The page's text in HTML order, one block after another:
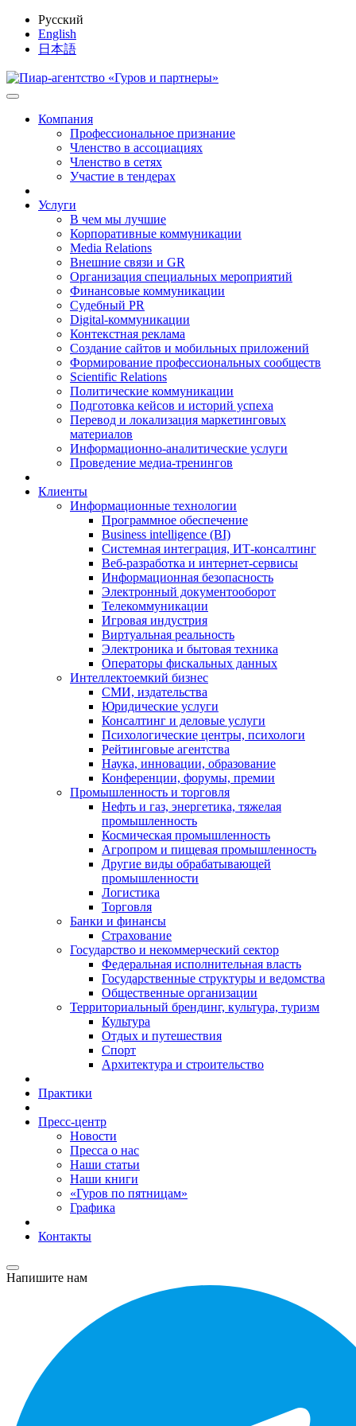
Русский
English
日本語
Компания
Профессиональное признание
Членство в ассоциациях
Членство в сетях
Участие в тендерах
Услуги
В чем мы лучшие
Корпоративные коммуникации
Media Relations
Внешние связи и GR
Организация специальных мероприятий
Финансовые коммуникации
Судебный PR
Digital-коммуникации
Контекстная реклама
Создание сайтов и мобильных приложений
Формирование профессиональных сообществ
Scientific Relations
Политические коммуникации
Подготовка кейсов и историй успеха
Перевод и локализация маркетинговых
материалов
Информационно-аналитические услуги
Проведение медиа-тренингов
Клиенты
Информационные технологии
Программное обеспечение
Business intelligence (BI)
Системная интеграция, ИТ-консалтинг
Веб-разработка и интернет-сервисы
Информационная безопасность
Электронный документооборот
Телекоммуникации
Игровая индустрия
Виртуальная реальность
Электроника и бытовая техника
Операторы фискальных данных
Интеллектоемкий бизнес
СМИ, издательства
Юридические услуги
Консалтинг и деловые услуги
Психологические центры, психологи
Рейтинговые агентства
Наука, инновации, образование
Конференции, форумы, премии
Промышленность и торговля
Нефть и газ, энергетика, тяжелая
промышленность
Космическая промышленность
Агропром и пищевая промышленность
Другие виды обрабатывающей
промышленности
Логистика
Торговля
Банки и финансы
Страхование
Государство и некоммерческий сектор
Федеральная исполнительная власть
Государственные структуры и ведомства
Общественные организации
Территориальный брендинг, культура, туризм
Культура
Отдых и путешествия
Спорт
Архитектура и строительство
Практики
Пресс-центр
Новости
Пресса о нас
Наши статьи
Наши книги
«Гуров по пятницам»
Графика
Контакты
Напишите нам